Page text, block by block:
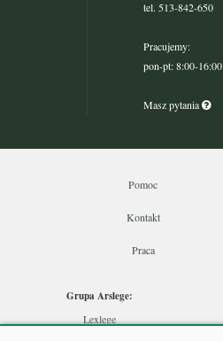
tel. 513-842-650
Pracujemy:
pon-pt: 8:00-16:00
Masz pytania
Pomoc
Kontakt
Praca
Grupa Arslege:
Lexlege